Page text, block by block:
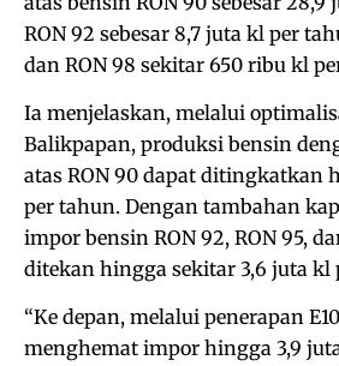
RON 92 sebesar 8,7 juta kl per
dan RON 98 sekitar 650 ribu kl
Ia menjelaskan, melalui
Balikpapan, produksi bensin
atas RON 90 dapat ditingkatkan
per tahun. Dengan tambahan
impor bensin RON 92, RON 95,
ditekan hingga sekitar 3,6 juta kl
“Ke depan, melalui penerapan
menghemat impor hingga 3,9